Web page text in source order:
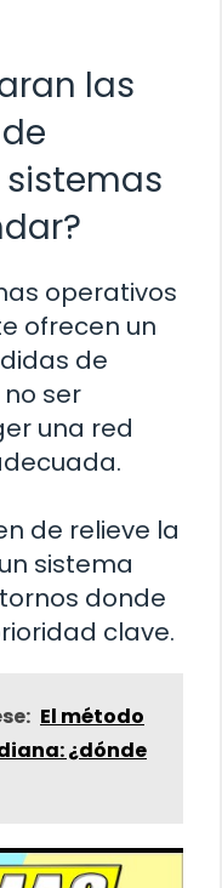
las
operativos
ofrecen un
de
ser
una red
de relieve la
sistema
donde
clave.
El método
¿dónde